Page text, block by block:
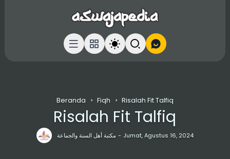
Beranda Fiqh Risalah Fit Talfiq
مكتبة أهل السنة والجماعة Jumat, Agustus 16, 2024
Risalah Fit Talfiq